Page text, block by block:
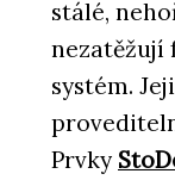
stálé,
nezatěžují
systém.
Prvky